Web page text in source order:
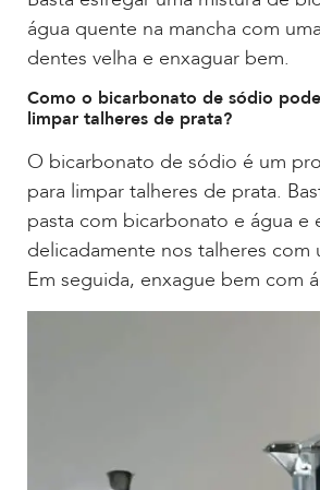
água quente na mancha com
dentes velha e enxaguar bem.
Como o bicarbonato de sódio
limpar talheres de prata?
O bicarbonato de sódio é um
para limpar talheres de prata.
pasta com bicarbonato e água e
delicadamente nos talheres com
Em seguida, enxague bem com